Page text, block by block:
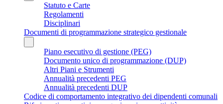
Statuto e Carte
Regolamenti
Disciplinari
Documenti di programmazione strategico gestionale
Piano esecutivo di gestione (PEG)
Documento unico di programmazione (DUP)
Altri Piani e Strumenti
Annualità precedenti PEG
Annualità precedenti DUP
Codice di comportamento integrativo dei dipendenti comunali